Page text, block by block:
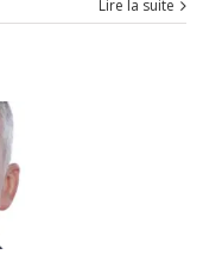
Lire la suite